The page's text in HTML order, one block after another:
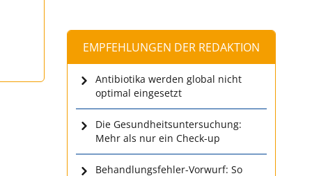
EMPFEHLUNGEN DER REDAKTION
Antibiotika werden global nicht
optimal eingesetzt
Die Gesundheitsuntersuchung:
Mehr als nur ein Check-up
Behandlungsfehler-Vorwurf: So